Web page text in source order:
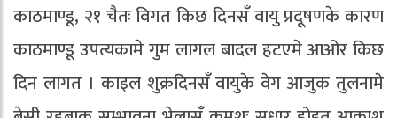
काठमाण्डू, २१ चैतः विगत किछ दिनसँ वायु प्रदूषणके कारण
काठमाण्डू उपत्यकामे गुम लागल बादल हटएमे आओर किछ
दिन लागत । काइल शुक्रदिनसँ वायुके वेग आजुक तुलनामे